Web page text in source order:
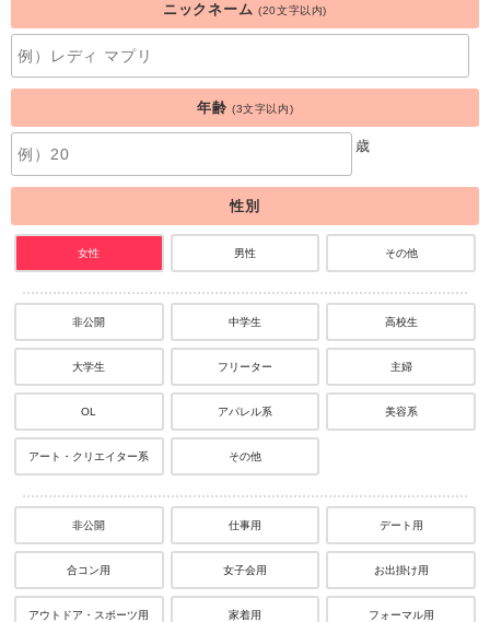
ニックネーム(20文字以内)
年齢(3文字以内)
歳
性別
女性 男性 その他
非公開 中学生 高校生
大学生 フリーター 主婦
OL アパレル系 美容系
アート・クリエイター系 その他
非公開 仕事用 デート用
合コン用 女子会用 お出掛け用
アウトドア・スポーツ用 家着用 フォーマル用